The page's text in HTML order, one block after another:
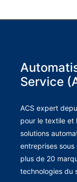
Service
ACS expert
pour le textile et
solutions
entreprises sous
plus de 20
technologies du